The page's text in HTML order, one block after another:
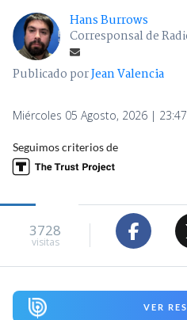
Hans Burrows
Corresponsal de
Publicado porJean Valencia
Miércoles 05 Agosto, 2026 | 23:47
Seguimos criterios de
3728
visitas
VER